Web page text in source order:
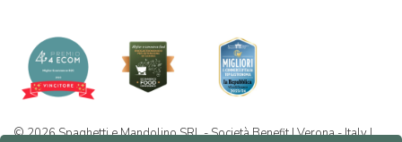
© 2026 Spaghetti e Mandolino SRL - Società Benefit | Verona - Italy |